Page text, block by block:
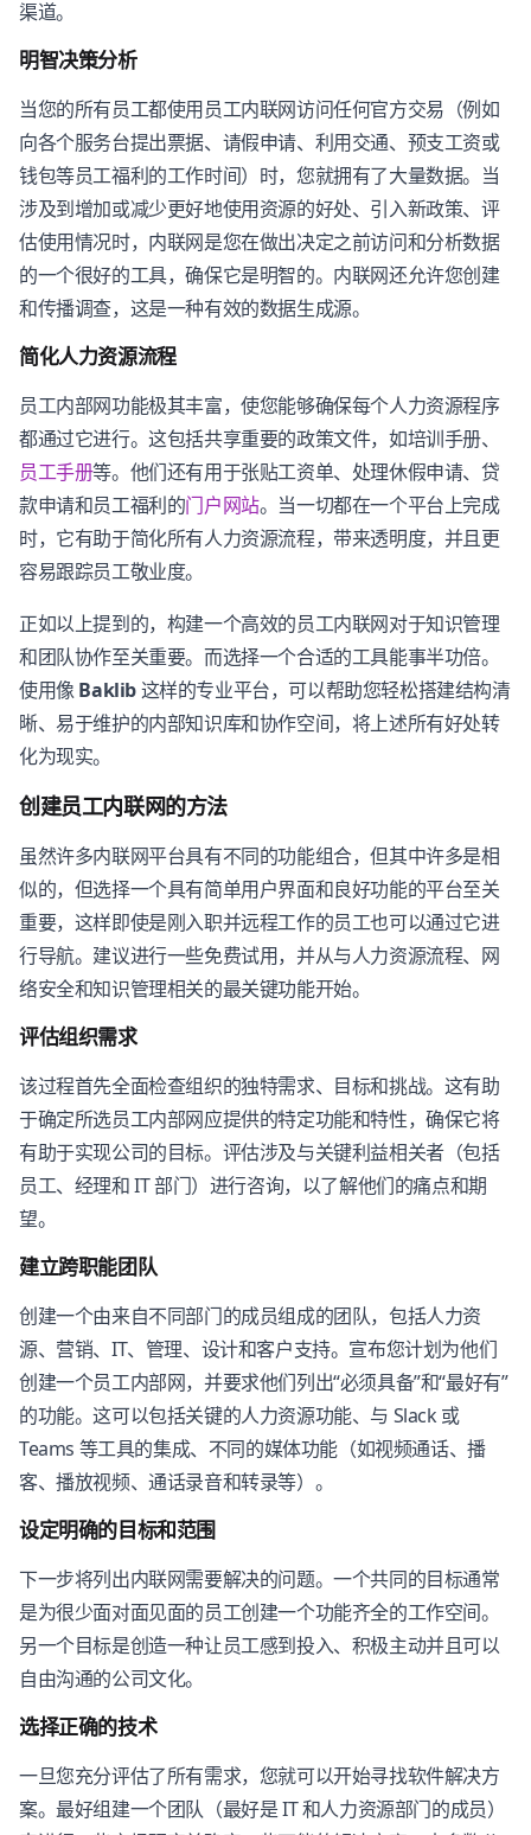
渠道。
明智决策分析
当您的所有员工都使用员工内联网访问任何官方交易（例如
向各个服务台提出票据、请假申请、利用交通、预支工资或
钱包等员工福利的工作时间）时，您就拥有了大量数据。当
涉及到增加或减少更好地使用资源的好处、引入新政策、评
估使用情况时，内联网是您在做出决定之前访问和分析数据
的一个很好的工具，确保它是明智的。内联网还允许您创建
和传播调查，这是一种有效的数据生成源。
简化人力资源流程
员工内部网功能极其丰富，使您能够确保每个人力资源程序
都通过它进行。这包括共享重要的政策文件，如培训手册、
员工手册等。他们还有用于张贴工资单、处理休假申请、贷
款申请和员工福利的门户网站。当一切都在一个平台上完成
时，它有助于简化所有人力资源流程，带来透明度，并且更
容易跟踪员工敬业度。
正如以上提到的，构建一个高效的员工内联网对于知识管理
和团队协作至关重要。而选择一个合适的工具能事半功倍。
使用像 Baklib这样的专业平台，可以帮助您轻松搭建结构清
晰、易于维护的内部知识库和协作空间，将上述所有好处转
化为现实。
创建员工内联网的方法
虽然许多内联网平台具有不同的功能组合，但其中许多是相
似的，但选择一个具有简单用户界面和良好功能的平台至关
重要，这样即使是刚入职并远程工作的员工也可以通过它进
行导航。建议进行一些免费试用，并从与人力资源流程、网
络安全和知识管理相关的最关键功能开始。
评估组织需求
该过程首先全面检查组织的独特需求、目标和挑战。这有助
于确定所选员工内部网应提供的特定功能和特性，确保它将
有助于实现公司的目标。评估涉及与关键利益相关者（包括
员工、经理和 IT 部门）进行咨询，以了解他们的痛点和期
望。
建立跨职能团队
创建一个由来自不同部门的成员组成的团队，包括人力资
源、营销、IT、管理、设计和客户支持。宣布您计划为他们
创建一个员工内部网，并要求他们列出“必须具备”和“最好有”
的功能。这可以包括关键的人力资源功能、与 Slack 或
Teams 等工具的集成、不同的媒体功能（如视频通话、播
客、播放视频、通话录音和转录等）。
设定明确的目标和范围
下一步将列出内联网需要解决的问题。一个共同的目标通常
是为很少面对面见面的员工创建一个功能齐全的工作空间。
另一个目标是创造一种让员工感到投入、积极主动并且可以
自由沟通的公司文化。
选择正确的技术
一旦您充分评估了所有需求，您就可以开始寻找软件解决方
案。最好组建一个团队（最好是 IT 和人力资源部门的成员）